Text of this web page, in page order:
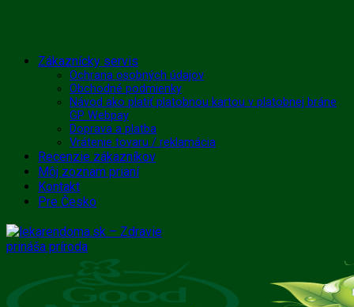
Skip
Zákaznícky servis
Ochrana osobných údajov
Obchodné podmienky
Návod ako platiť platobnou kartou v platobnej bráne
GP Webpay
Doprava a platba
Vrátenie tovaru / reklamácia
Recenzie zákazníkov
Môj zoznam prianí
Kontakt
Pre Česko